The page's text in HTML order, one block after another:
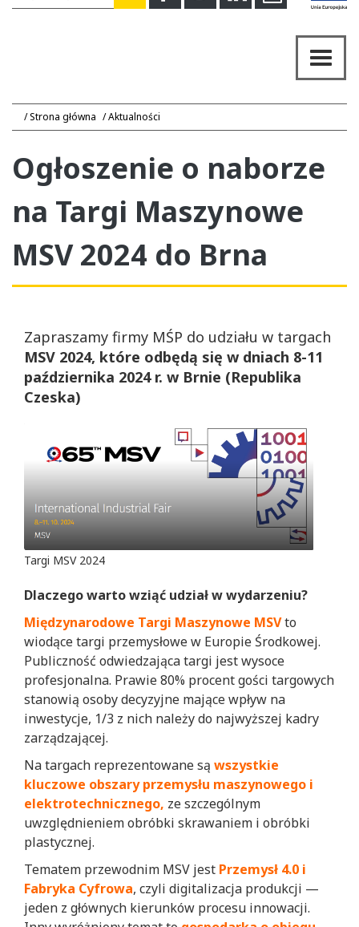
Strona główna Aktualności
Ogłoszenie o naborze
na Targi Maszynowe
MSV 2024 do Brna
Zapraszamy firmy MŚP do udziału w targach
MSV 2024, które odbędą się w dniach 8-11
października 2024 r. w Brnie (Republika
Czeska)
Targi MSV 2024
Dlaczego warto wziąć udział w wydarzeniu?
Międzynarodowe Targi Maszynowe MSVto
wiodące targi przemysłowe w Europie Środkowej.
Publiczność odwiedzająca targi jest wysoce
profesjonalna. Prawie 80% procent gości targowych
stanowią osoby decyzyjne mające wpływ na
inwestycje, 1/3 z nich należy do najwyższej kadry
zarządzającej.
Na targach reprezentowane są wszystkie
kluczowe obszary przemysłu maszynowego i
elektrotechnicznego, ze szczególnym
uwzględnieniem obróbki skrawaniem i obróbki
plastycznej.
Tematem przewodnim MSV jest Przemysł 4.0 i
Fabryka Cyfrowa, czyli digitalizacja produkcji —
jeden z głównych kierunków procesu innowacji.